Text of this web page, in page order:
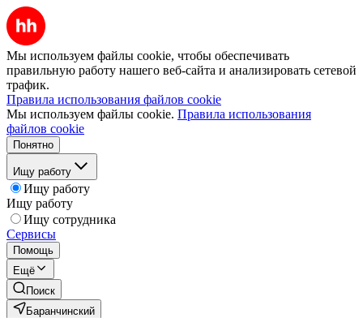
Мы используем файлы cookie, чтобы обеспечивать
правильную работу нашего веб-сайта и анализировать сетевой
трафик.
Правила использования файлов cookie
Мы используем файлы cookie. Правила использования
файлов cookie
Понятно
Ищу работу
Ищу работу
Ищу работу
Ищу сотрудника
Сервисы
Помощь
Ещё
Поиск
Баранчинский